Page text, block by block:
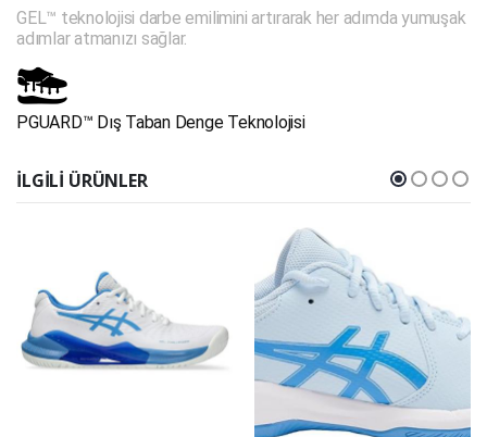
GEL™ teknolojisi darbe emilimini artırarak her adımda yumuşak
adımlar atmanızı sağlar.
PGUARD™ Dış Taban Denge Teknolojisi
İLGILI ÜRÜNLER